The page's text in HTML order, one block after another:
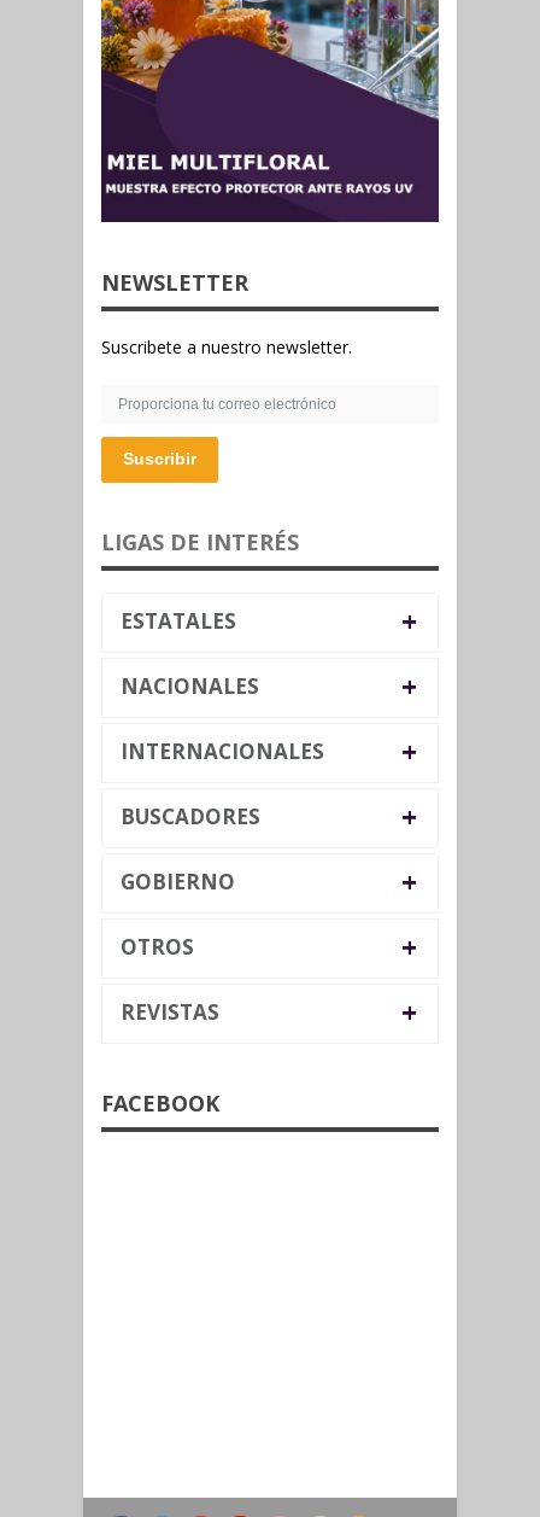
NEWSLETTER
Suscribete a nuestro newsletter.
Suscribir
LIGAS DE INTERÉS
ESTATALES +
NACIONALES +
INTERNACIONALES +
BUSCADORES +
GOBIERNO +
OTROS +
REVISTAS +
FACEBOOK